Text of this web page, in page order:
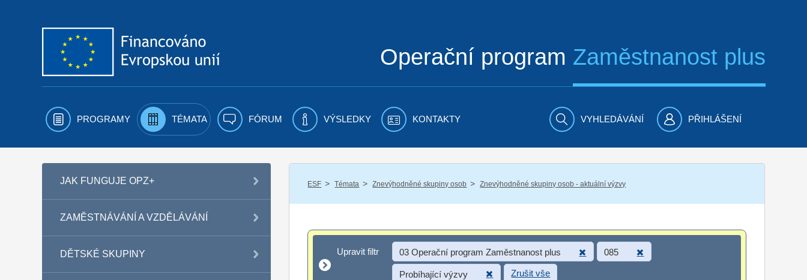
Operační program Zaměstnanost plus
PROGRAMY TÉMATA FÓRUM VÝSLEDKY KONTAKTY VYHLEDÁVÁNÍ PŘIHLÁŠENÍ
JAK FUNGUJE OPZ+
ZAMĚSTNÁVÁNÍ A VZDĚLÁVÁNÍ
DĚTSKÉ SKUPINY
ESF / Témata / Znevýhodněné skupiny osob / Znevýhodněné skupiny osob - aktuální výzvy
Upravit filtr
Upravit filtr 03 Operační program Zaměstnanost plus 085
Probíhající výzvy Zrušit vše